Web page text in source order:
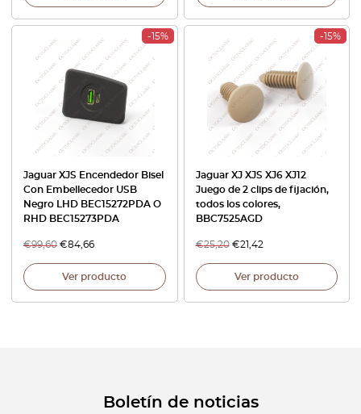
-15%
Jaguar XJS Encendedor Bisel
Con Embellecedor USB
Negro LHD BEC15272PDA O
RHD BEC15273PDA
€99,60 €84,66
Ver producto
-15%
Jaguar XJ XJS XJ6 XJ12
Juego de 2 clips de fijación,
todos los colores,
BBC7525AGD
€25,20 €21,42
Ver producto
Boletín de noticias